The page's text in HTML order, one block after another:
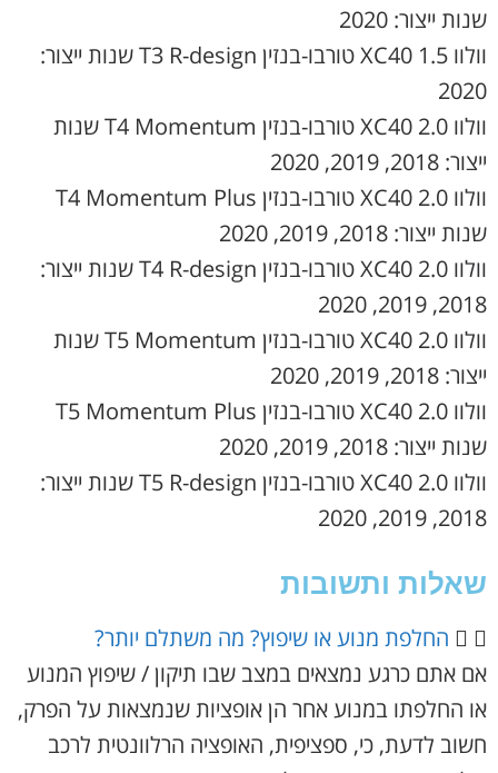
שנות ייצור: 2020
וולוו XC40 1.5 טורבו-בנזין T3 R-design שנות ייצור:
2020
וולוו XC40 2.0 טורבו-בנזין T4 Momentum שנות
ייצור: 2018, 2019, 2020
וולוו XC40 2.0 טורבו-בנזין T4 Momentum Plus
שנות ייצור: 2018, 2019, 2020
וולוו XC40 2.0 טורבו-בנזין T4 R-design שנות ייצור:
2018, 2019, 2020
וולוו XC40 2.0 טורבו-בנזין T5 Momentum שנות
ייצור: 2018, 2019, 2020
וולוו XC40 2.0 טורבו-בנזין T5 Momentum Plus
שנות ייצור: 2018, 2019, 2020
וולוו XC40 2.0 טורבו-בנזין T5 R-design שנות ייצור:
2018, 2019, 2020
שאלות ותשובות
החלפת מנוע או שיפוץ? מה משתלם יותר?
אם אתם כרגע נמצאים במצב שבו תיקון / שיפוץ המנוע
או החלפתו במנוע אחר הן אופציות שנמצאות על הפרק,
חשוב לדעת, כי, ספציפית, האופציה הרלוונטית לרכב